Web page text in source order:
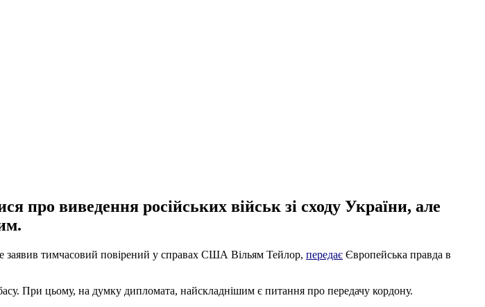
про виведення російських військ зі сходу України, але
тимчасовий повірений у справах США Вільям Тейлор, передає Європейська правда в
При цьому, на думку дипломата, найскладнішим є питання про передачу кордону.